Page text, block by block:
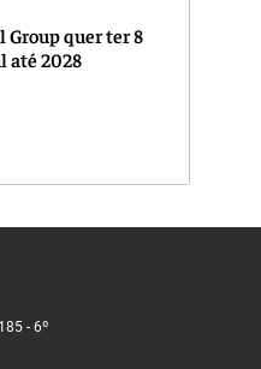
Group quer ter 8
até 2028
- 6º